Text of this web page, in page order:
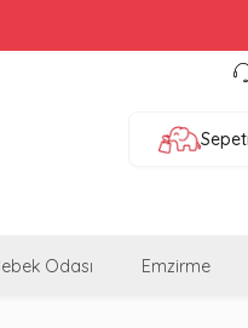
Odası Emzirme